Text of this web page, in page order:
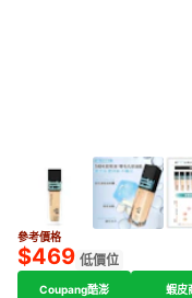
參考價格
$469 低價位
Coupang酷澎 蝦皮